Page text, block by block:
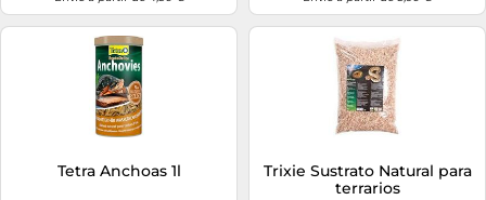
Tetra Anchoas 1l
Trixie Sustrato Natural para
terrarios